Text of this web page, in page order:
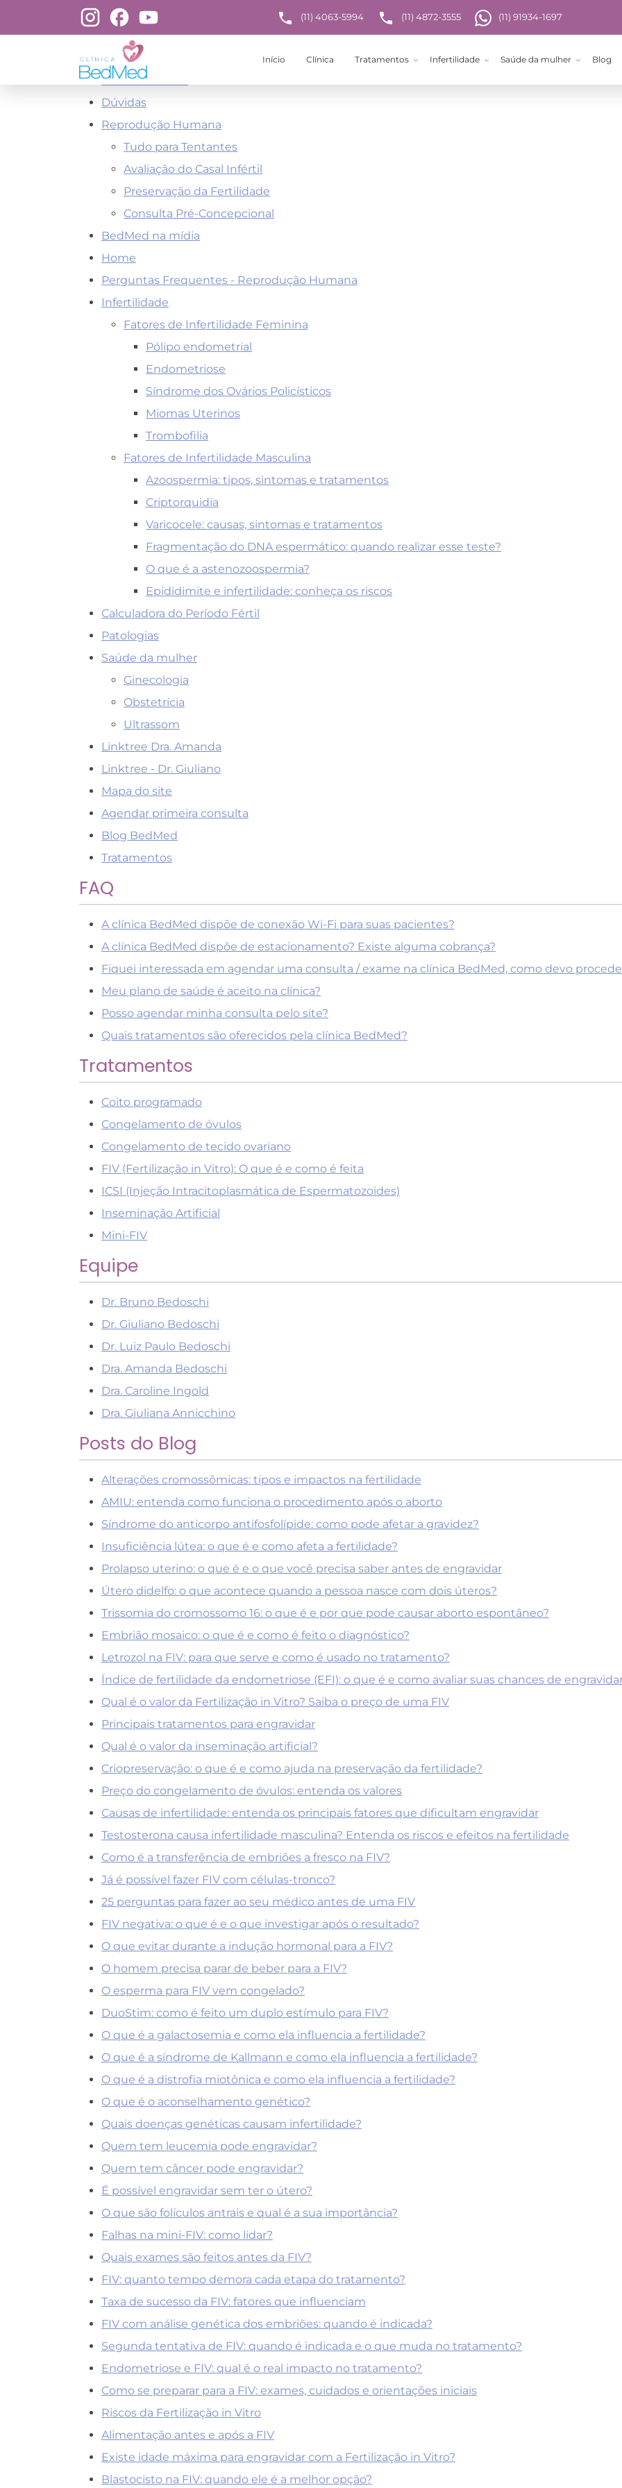
(11) 4063-5994 (11) 4872-3555 (11) 91934-1697
Início Clínica Tratamentos Infertilidade Saúde da mulher Blog
Páginas
Clínica BedMed
Dúvidas
Reprodução Humana
Tudo para Tentantes
Avaliação do Casal Infértil
Preservação da Fertilidade
Consulta Pré-Concepcional
BedMed na mídia
Home
Perguntas Frequentes - Reprodução Humana
Infertilidade
Fatores de Infertilidade Feminina
Pólipo endometrial
Endometriose
Síndrome dos Ovários Policísticos
Miomas Uterinos
Trombofilia
Fatores de Infertilidade Masculina
Azoospermia: tipos, sintomas e tratamentos
Criptorquidia
Varicocele: causas, sintomas e tratamentos
Fragmentação do DNA espermático: quando realizar esse teste?
O que é a astenozoospermia?
Epididimite e infertilidade: conheça os riscos
Calculadora do Período Fértil
Patologias
Saúde da mulher
Ginecologia
Obstetrícia
Ultrassom
Linktree Dra. Amanda
Linktree - Dr. Giuliano
Mapa do site
Agendar primeira consulta
Blog BedMed
Tratamentos
FAQ
A clínica BedMed dispõe de conexão Wi-Fi para suas pacientes?
A clínica BedMed dispõe de estacionamento? Existe alguma cobrança?
Fiquei interessada em agendar uma consulta / exame na clínica BedMed, como devo
Meu plano de saúde é aceito na clínica?
Posso agendar minha consulta pelo site?
Quais tratamentos são oferecidos pela clínica BedMed?
Tratamentos
Coito programado
Congelamento de óvulos
Congelamento de tecido ovariano
FIV (Fertilização in Vitro): O que é e como é feita
ICSI (Injeção Intracitoplasmática de Espermatozoides)
Inseminação Artificial
Mini-FIV
Equipe
Dr. Bruno Bedoschi
Dr. Giuliano Bedoschi
Dr. Luiz Paulo Bedoschi
Dra. Amanda Bedoschi
Dra. Caroline Ingold
Dra. Giuliana Annicchino
Posts do Blog
Alterações cromossômicas: tipos e impactos na fertilidade
AMIU: entenda como funciona o procedimento após o aborto
Síndrome do anticorpo antifosfolípide: como pode afetar a gravidez?
Insuficiência lútea: o que é e como afeta a fertilidade?
Prolapso uterino: o que é e o que você precisa saber antes de engravidar
Útero didelfo: o que acontece quando a pessoa nasce com dois úteros?
Trissomia do cromossomo 16: o que é e por que pode causar aborto espontâneo?
Embrião mosaico: o que é e como é feito o diagnóstico?
Letrozol na FIV: para que serve e como é usado no tratamento?
Índice de fertilidade da endometriose (EFI): o que é e como avaliar suas chances de
Qual é o valor da Fertilização in Vitro? Saiba o preço de uma FIV
Principais tratamentos para engravidar
Qual é o valor da inseminação artificial?
Criopreservação: o que é e como ajuda na preservação da fertilidade?
Preço do congelamento de óvulos: entenda os valores
Causas de infertilidade: entenda os principais fatores que dificultam engravidar
Testosterona causa infertilidade masculina? Entenda os riscos e efeitos na fertilidade
Como é a transferência de embriões a fresco na FIV?
Já é possível fazer FIV com células-tronco?
25 perguntas para fazer ao seu médico antes de uma FIV
FIV negativa: o que é e o que investigar após o resultado?
O que evitar durante a indução hormonal para a FIV?
O homem precisa parar de beber para a FIV?
O esperma para FIV vem congelado?
DuoStim: como é feito um duplo estímulo para FIV?
O que é a galactosemia e como ela influencia a fertilidade?
O que é a síndrome de Kallmann e como ela influencia a fertilidade?
O que é a distrofia miotônica e como ela influencia a fertilidade?
O que é o aconselhamento genético?
Quais doenças genéticas causam infertilidade?
Quem tem leucemia pode engravidar?
Quem tem câncer pode engravidar?
É possível engravidar sem ter o útero?
O que são folículos antrais e qual é a sua importância?
Falhas na mini-FIV: como lidar?
Quais exames são feitos antes da FIV?
FIV: quanto tempo demora cada etapa do tratamento?
Taxa de sucesso da FIV: fatores que influenciam
FIV com análise genética dos embriões: quando é indicada?
Segunda tentativa de FIV: quando é indicada e o que muda no tratamento?
Endometriose e FIV: qual é o real impacto no tratamento?
Como se preparar para a FIV: exames, cuidados e orientações iniciais
Riscos da Fertilização in Vitro
Alimentação antes e após a FIV
Existe idade máxima para engravidar com a Fertilização in Vitro?
Blastocisto na FIV: quando ele é a melhor opção?